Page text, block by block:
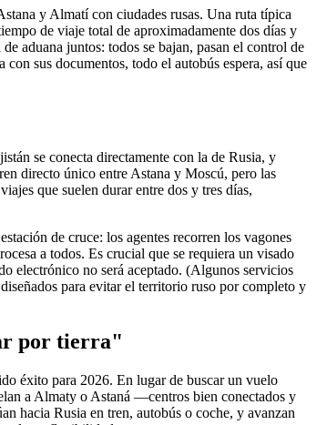
y Almatí con ciudades rusas. Una ruta típica
de viaje total de aproximadamente dos días y
aduana juntos: todos se bajan, pasan el control de
sus documentos, todo el autobús espera, así que
se conecta directamente con la de Rusia, y
directo único entre Astana y Moscú, pero las
que suelen durar entre dos y tres días,
de cruce: los agentes recorren los vagones
a todos. Es crucial que se requiera un visado
electrónico no será aceptado. (Algunos servicios
para evitar el territorio ruso por completo y
por tierra"
éxito para 2026. En lugar de buscar un vuelo
a Almaty o Astaná —centros bien conectados y
hacia Rusia en tren, autobús o coche, y avanzan